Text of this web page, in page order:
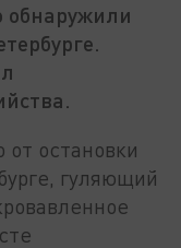
обнаружили
от остановки
гуляющий